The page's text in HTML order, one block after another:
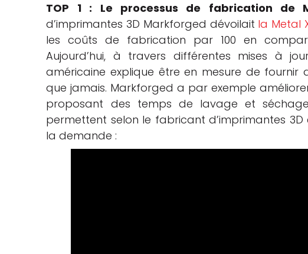
TOP 1 : Le processus de fabrication de
d’imprimantes 3D Markforged dévoilait la Metal
les coûts de fabrication par 100 en
Aujourd’hui, à travers différentes mises à
américaine explique être en mesure de
que jamais. Markforged a par exemple
proposant des temps de lavage et
permettent selon le fabricant d’imprimantes
la demande :